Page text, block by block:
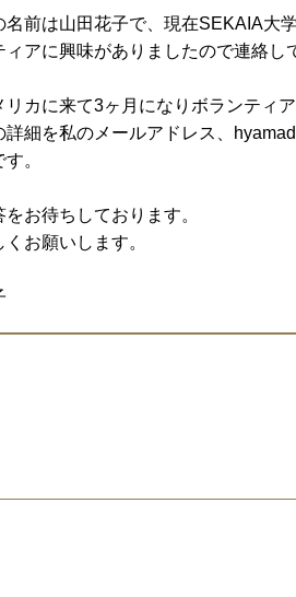
名前は山田花子で、現在SEKAIA大
ィアに興味がありましたので連絡し
リカに来て3ヶ月になりボランティ
詳細を私のメールアドレス、
。
をお待ちしております。
くお願いします。